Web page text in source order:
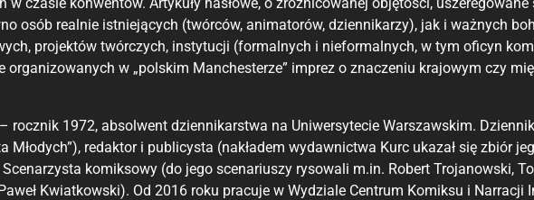
osób realnie istniejących (twórców, animatorów, dziennikarzy), jak i ważnych
projektów twórczych, instytucji (formalnych i nieformalnych, w tym oficyn
organizowanych w „polskim Manchesterze” imprez o znaczeniu krajowym czy
rocznik 1972, absolwent dziennikarstwa na Uniwersytecie Warszawskim.
Młodych”), redaktor i publicysta (nakładem wydawnictwa Kurc ukazał się zbiór
komiksowy (do jego scenariuszy rysowali m.in. Robert Trojanowski,
Kwiatkowski). Od 2016 roku pracuje w Wydziale Centrum Komiksu i Narracji